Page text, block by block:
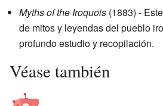
Myths of the Iroquois (1883) -
de mitos y leyendas del pueblo
profundo estudio y recopilación.
Véase también